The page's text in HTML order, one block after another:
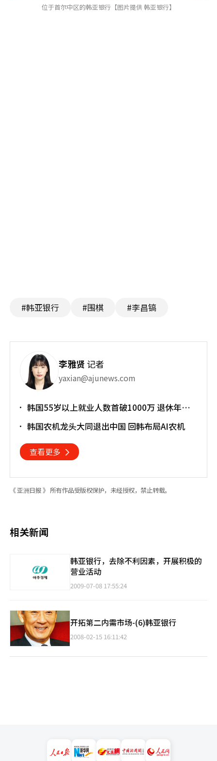
位于首尔中区的韩亚银行【图片提供 韩亚银行】
#韩亚银行 #围棋 #李昌镐
李雅贤记者
yaxian@ajunews.com
韩国55岁以上就业人数首破1000万 退休年龄
韩国农机龙头大同退出中国 回韩布局AI农机
查看更多
《 亚洲日报 》 所有作品受版权保护，未经授权，禁止转载。
相关新闻
韩亚银行，去除不利因素，开展积极的
营业活动
2009-07-08 17:55:24
开拓第二内需市场-(6)韩亚银行
2008-02-15 16:11:42